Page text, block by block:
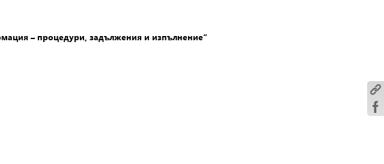
– процедури, задължения и изпълнение“